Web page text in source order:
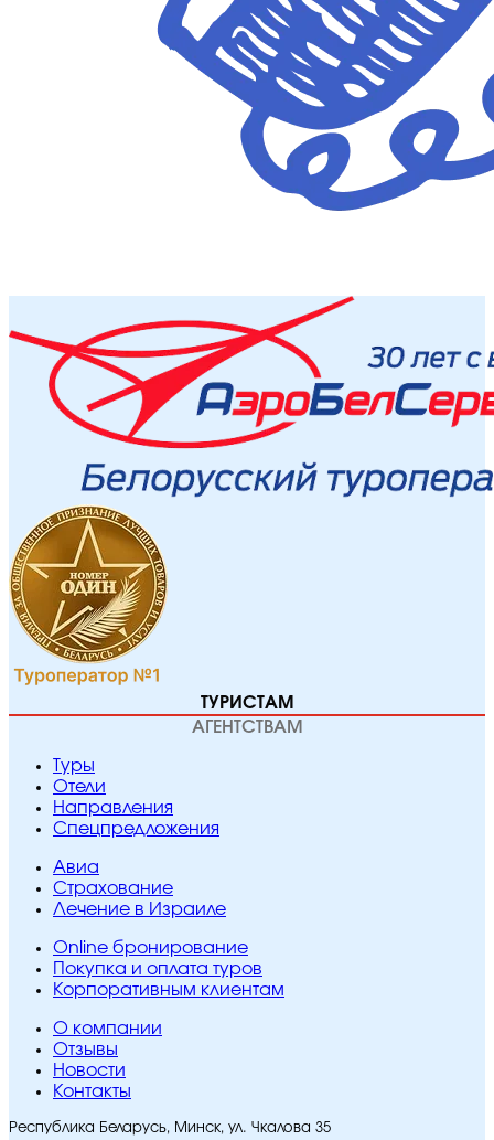
ТУРИСТАМ
АГЕНТСТВАМ
Туры
Отели
Направления
Спецпредложения
Авиа
Страхование
Лечение в Израиле
Online бронирование
Покупка и оплата туров
Корпоративным клиентам
O компании
Отзывы
Новости
Контакты
Республика Беларусь, Минск, ул. Чкалова 35